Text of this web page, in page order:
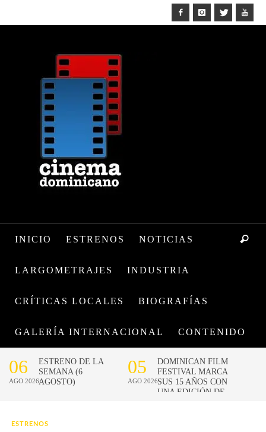
INICIO ESTRENOS NOTICIAS
LARGOMETRAJES INDUSTRIA
CRÍTICAS LOCALES BIOGRAFÍAS
GALERÍA INTERNACIONAL CONTENIDO
ESTRENOS